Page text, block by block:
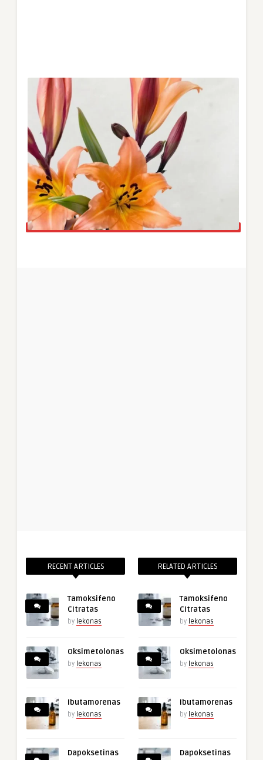
RECENT ARTICLES
Tamoksifeno
Citratas
by lekonas
Oksimetolonas
by lekonas
Ibutamorenas
by lekonas
Dapoksetinas
RELATED ARTICLES
Tamoksifeno
Citratas
by lekonas
Oksimetolonas
by lekonas
Ibutamorenas
by lekonas
Dapoksetinas